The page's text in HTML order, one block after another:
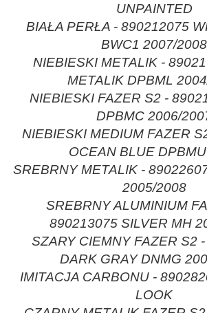
UNPAINTED
BIAŁA PERŁA - 890212075
BWC1 2007/2008
NIEBIESKI METALIK -
METALIK DPBML
NIEBIESKI FAZER S2 -
DPBMC 2006/
NIEBIESKI MEDIUM FAZER
OCEAN BLUE
SREBRNY METALIK -
2005/2008
SREBRNY ALUMINIUM
890213075 SILVER MH
SZARY CIEMNY FAZER S2
DARK GRAY DNMG
IMITACJA CARBONU -
LOOK